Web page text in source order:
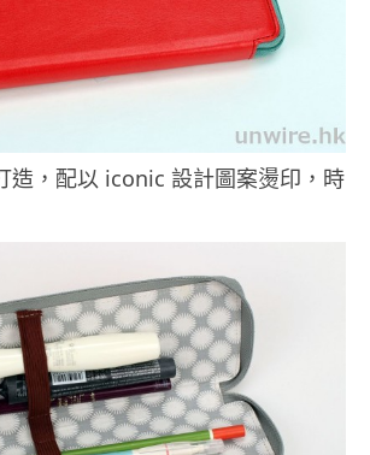
，配以 iconic 設計圖案燙印，時